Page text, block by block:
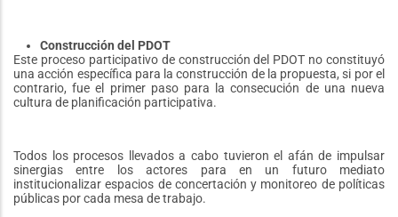
Construcción del PDOT
Este proceso participativo de construcción del PDOT no constituyó
una acción específica para la construcción de la propuesta, si por el
contrario, fue el primer paso para la consecución de una nueva
cultura de planificación participativa.
Todos los procesos llevados a cabo tuvieron el afán de impulsar
sinergias entre los actores para en un futuro mediato
institucionalizar espacios de concertación y monitoreo de políticas
públicas por cada mesa de trabajo.